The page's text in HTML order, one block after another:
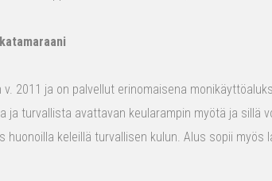
v. 2011 ja on palvellut erinomaisena
ja turvallista avattavan keularampin myötä ja sillä
huonoilla keleillä turvallisen kulun. Alus sopii myös